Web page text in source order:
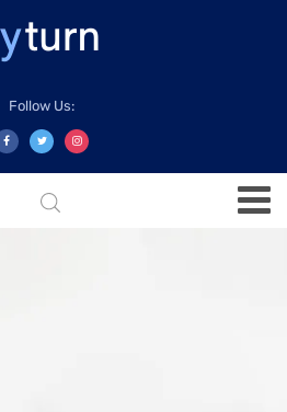
Follow Us: